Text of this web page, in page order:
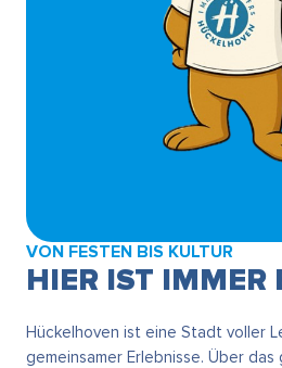
VON FESTEN BIS KULTUR
HIER IST IMMER
Hückelhoven ist eine Stadt voller
gemeinsamer Erlebnisse. Über das